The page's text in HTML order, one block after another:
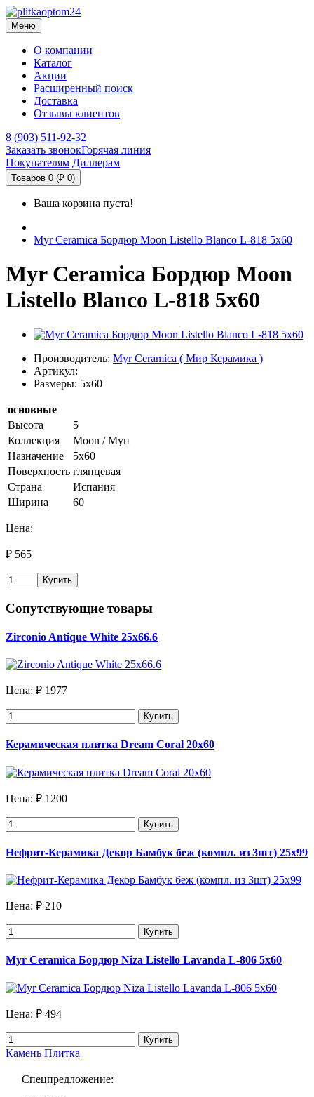
Меню
О компании
Каталог
Акции
Расширенный поиск
Доставка
Отзывы клиентов
8 (903) 511-92-32
Заказать звонокГорячая линия
Покупателям Диллерам
Товаров 0 (₽ 0)
Ваша корзина пуста!
Myr Ceramica Бордюр Moon Listello Blanco L-818 5х60
Myr Ceramica Бордюр Moon
Listello Blanco L-818 5х60
Производитель: Myr Ceramica ( Мир Керамика )
Артикул:
Размеры: 5x60
основные
Высота
5
Коллекция
Moon / Мун
Назначение
5х60
Поверхность глянцевая
Страна
Испания
Ширина
60
Цена:
₽ 565
Купить
Сопутствующие товары
Zirconio Antique White 25х66.6
Цена: ₽ 1977
Купить
Керамическая плитка Dream Coral 20х60
Цена: ₽ 1200
Купить
Нефрит-Керамика Декор Бамбук беж (компл. из 3шт) 25х99
Цена: ₽ 210
Купить
Myr Ceramica Бордюр Niza Listello Lavanda L-806 5х60
Цена: ₽ 494
Купить
Камень Плитка
Спецпредложение: